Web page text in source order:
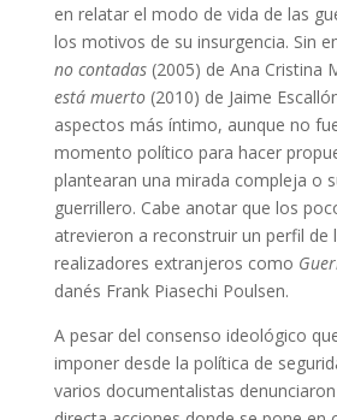
en relatar el modo de vida de las
los motivos de su insurgencia. Sin
no contadas(2005) de Ana Cristina
está muerto(2010) de Jaime
aspectos más íntimo, aunque no
momento político para hacer
plantearan una mirada compleja o
guerrillero. Cabe anotar que los
atrevieron a reconstruir un perfil de
realizadores extranjeros como
danés Frank Piasechi Poulsen.
A pesar del consenso ideológico
imponer desde la política de
varios documentalistas